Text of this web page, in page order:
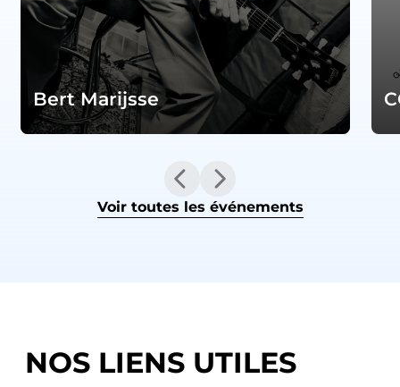
Bert Marijsse
Voir toutes les événements
NOS LIENS UTILES